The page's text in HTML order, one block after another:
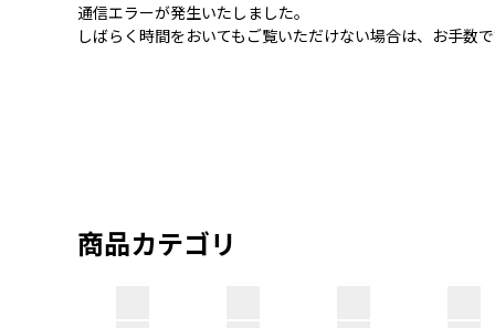
通信エラーが発生いたしました。
しばらく時間をおいてもご覧いただけない場合は、お手数
商品カテゴリ